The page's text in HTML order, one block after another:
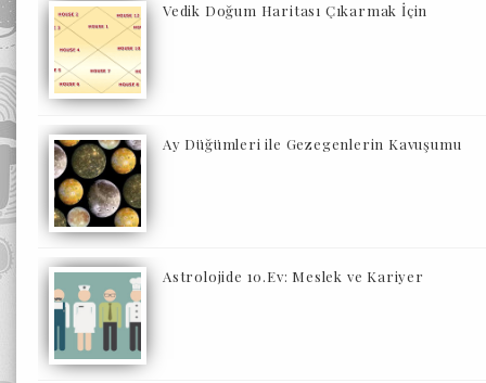
Vedik Doğum Haritası Çıkarmak İçin
Ay Düğümleri ile Gezegenlerin Kavuşumu
Astrolojide 10.Ev: Meslek ve Kariyer